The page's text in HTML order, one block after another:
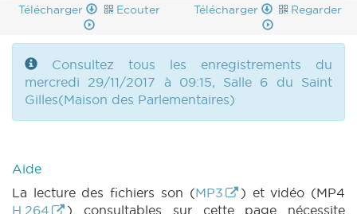
Télécharger Ecouter Télécharger Regarder
Consultez tous les enregistrements du
mercredi 29/11/2017 à 09:15, Salle 6 du Saint
Gilles(Maison des Parlementaires)
Aide
La lecture des fichiers son (MP3
) et vidéo (MP4
H.264
) consultables sur cette page nécessite